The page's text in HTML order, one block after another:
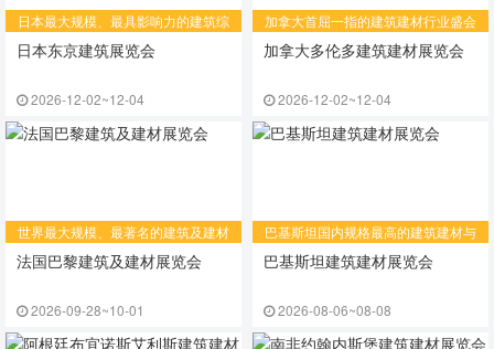
日本最大规模、最具影响力的建筑综
合贸易展览会
日本东京建筑展览会
2026-12-02~12-04
​加拿大首屈一指的建筑建材行业盛会
加拿大多伦多建筑建材展览会
2026-12-02~12-04
世界最大规模、最著名的建筑及建材
展览会
法国巴黎建筑及建材展览会
2026-09-28~10-01
​巴基斯坦国内规格最高的建筑建材与
石材展览会
巴基斯坦建筑建材展览会
2026-08-06~08-08